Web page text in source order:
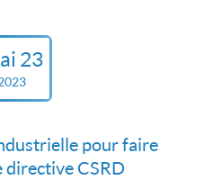
23
pour faire
directive CSRD